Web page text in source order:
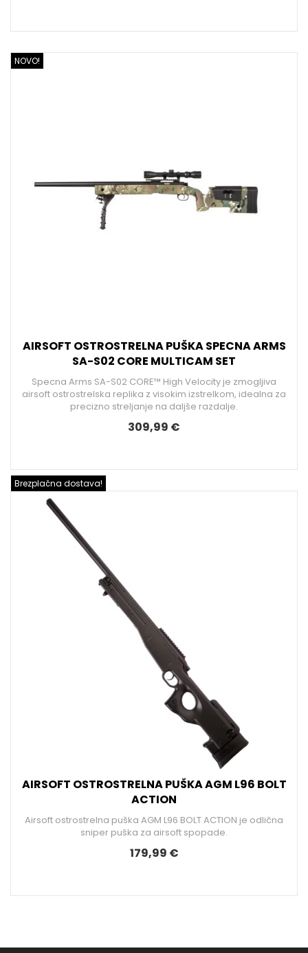
NOVO!
AIRSOFT OSTROSTRELNA PUŠKA SPECNA ARMS
SA-S02 CORE MULTICAM SET
Specna Arms SA-S02 CORE™ High Velocity je zmogljiva
airsoft ostrostrelska replika z visokim izstrelkom, idealna za
precizno streljanje na daljše razdalje.
309,99 €
Brezplačna dostava!
AIRSOFT OSTROSTRELNA PUŠKA AGM L96 BOLT
ACTION
Airsoft ostrostrelna puška AGM L96 BOLT ACTION je odlična
sniper puška za airsoft spopade.
179,99 €